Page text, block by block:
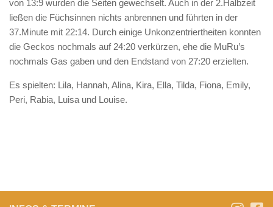
von 13:9 wurden die Seiten gewechselt. Auch in der 2.Halbzeit
ließen die Füchsinnen nichts anbrennen und führten in der
37.Minute mit 22:14. Durch einige Unkonzentriertheiten konnten
die Geckos nochmals auf 24:20 verkürzen, ehe die MuRu’s
nochmals Gas gaben und den Endstand von 27:20 erzielten.
Es spielten: Lila, Hannah, Alina, Kira, Ella, Tilda, Fiona, Emily,
Peri, Rabia, Luisa und Louise.